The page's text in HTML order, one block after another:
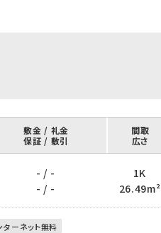
敷金 / 礼金
保証 / 敷引
間取
広さ
- / -
- / -
1K
26.49m²
ターネット無料